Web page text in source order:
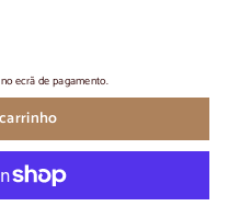
ecrã de pagamento.